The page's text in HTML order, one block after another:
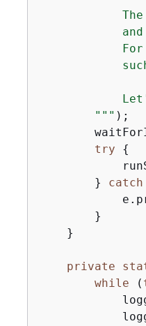
        "
"" );
try
{
        }
catch
        }
    }
private
while (